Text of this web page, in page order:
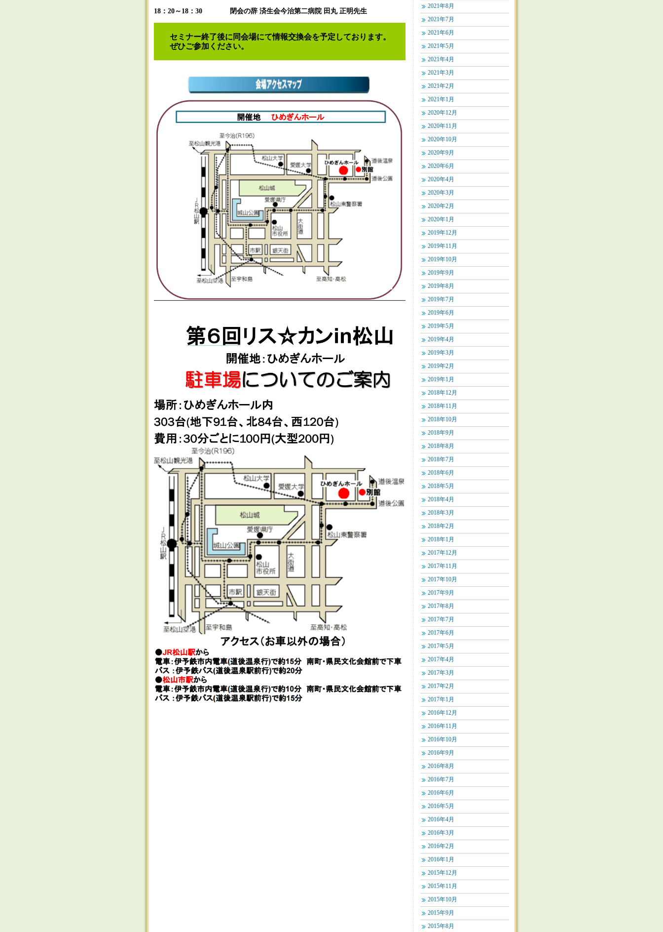
18：20～18：30 閉会の辞 済生会今治第二病院 田丸 正明先生
セミナー終了後に同会場にて情報交換会を予定しております。
ぜひご参加ください。
2021年8月
2021年7月
2021年6月
2021年5月
2021年4月
2021年3月
2021年2月
2021年1月
2020年12月
2020年11月
2020年10月
2020年9月
2020年6月
2020年4月
2020年3月
2020年2月
2020年1月
2019年12月
2019年11月
2019年10月
2019年9月
2019年8月
2019年7月
2019年6月
2019年5月
2019年4月
2019年3月
2019年2月
2019年1月
2018年12月
2018年11月
2018年10月
2018年9月
2018年8月
2018年7月
2018年6月
2018年5月
2018年4月
2018年3月
2018年2月
2018年1月
2017年12月
2017年11月
2017年10月
2017年9月
2017年8月
2017年7月
2017年6月
2017年5月
2017年4月
2017年3月
2017年2月
2017年1月
2016年12月
2016年11月
2016年10月
2016年9月
2016年8月
2016年7月
2016年6月
2016年5月
2016年4月
2016年3月
2016年2月
2016年1月
2015年12月
2015年11月
2015年10月
2015年9月
2015年8月